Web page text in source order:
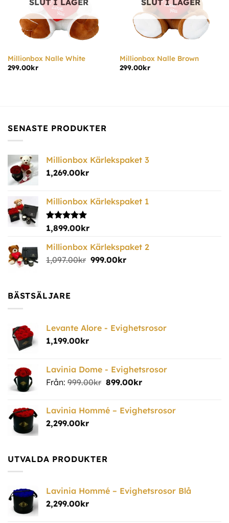
SLUT I LAGER
Millionbox Nalle White
299.00kr
SLUT I LAGER
Millionbox Nalle Brown
299.00kr
SENASTE PRODUKTER
Millionbox Kärlekspaket 3
1,269.00kr
Millionbox Kärlekspaket 1
Betygsatt
5.00
1,899.00kr
Millionbox Kärlekspaket 2
1,097.00kr 999.00kr
BÄSTSÄLJARE
Levante Alore - Evighetsrosor
1,199.00kr
Lavinia Dome - Evighetsrosor
Från: 999.00kr 899.00kr
Lavinia Hommé – Evighetsrosor
2,299.00kr
UTVALDA PRODUKTER
Lavinia Hommé – Evighetsrosor Blå
2,299.00kr